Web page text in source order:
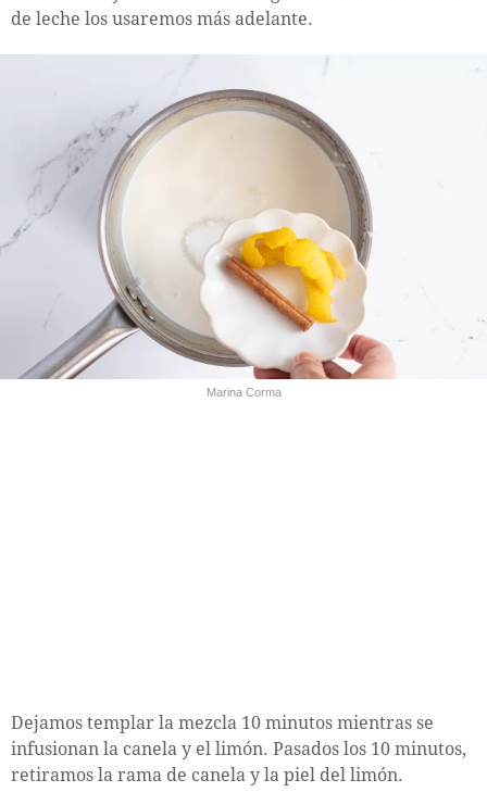
de leche los usaremos más adelante.
Marina Corma
Dejamos templar la mezcla 10 minutos mientras se
infusionan la canela y el limón. Pasados los 10 minutos,
retiramos la rama de canela y la piel del limón.